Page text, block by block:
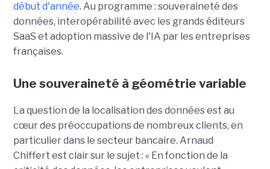
début d'année. Au programme : souveraineté des
données, interopérabilité avec les grands éditeurs
SaaS et adoption massive de l'IA par les entreprises
françaises.
Une souveraineté à géométrie variable
La question de la localisation des données est au
cœur des préoccupations de nombreux clients, en
particulier dans le secteur bancaire. Arnaud
Chiffert est clair sur le sujet : « En fonction de la